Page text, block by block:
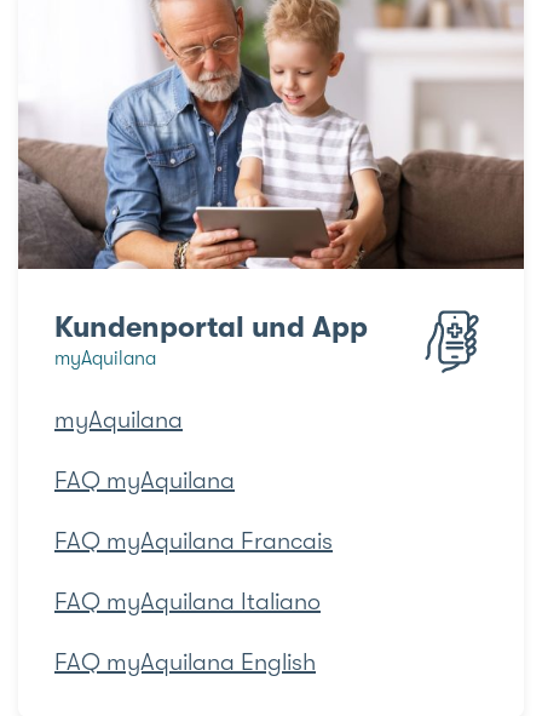
Kundenportal und App
myAquilana
myAquilana
FAQ myAquilana
FAQ myAquilana Francais
FAQ myAquilana Italiano
FAQ myAquilana English